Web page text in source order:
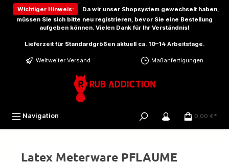
springen
Wichtiger Hinweis:
Da wir unser Shopsystem gewechselt haben,
müssen Sie sich bitte neu registrieren, bevor Sie eine Bestellung
aufgeben können. Vielen Dank für Ihr Verständnis!
Lieferzeit für Standardgrößen aktuell ca. 10–14 Arbeitstage.
Weltweiter Versand Maßanfertigungen
Navigation 0,00 €*
Latex Meterware PFLAUME